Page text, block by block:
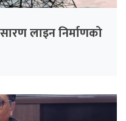
लाइन निर्माणको